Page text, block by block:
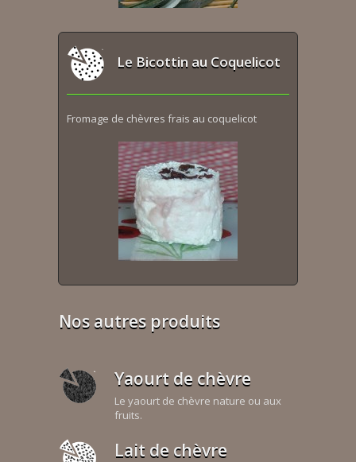
Le Bicottin au Coquelicot
Fromage de chèvres frais au coquelicot
Nos autres produits
Yaourt de chèvre
Le yaourt de chèvre nature ou aux
fruits.
Lait de chèvre